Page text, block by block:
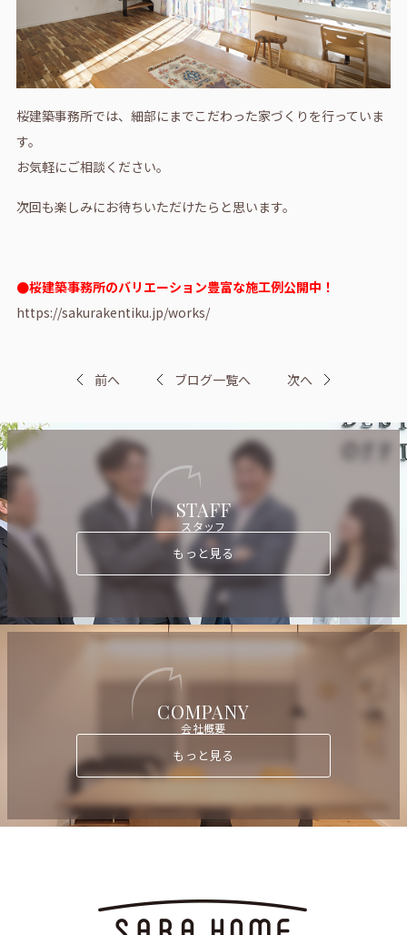
桜建築事務所では、細部にまでこだわった家づくりを行っていま
す。
お気軽にご相談ください。
次回も楽しみにお待ちいただけたらと思います。
●桜建築事務所のバリエーション豊富な施工例公開中！
https://sakurakentiku.jp/works/
前へ ブログ一覧へ 次へ
STAFF
スタッフ
もっと見る
COMPANY
会社概要
もっと見る